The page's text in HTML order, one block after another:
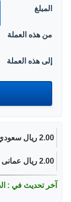
المبلغ
من هذه العملة
إلى هذه العملة
2.00 ريال سعودي يعادل اليوم 0.2051 ريال عمانى.
2.00 ريال عمانى يعادل 19.51 ريال سعودي اليوم.
آخر تحديث في : الخميس 6